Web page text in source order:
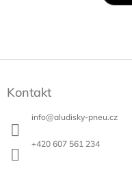
Kontakt
info@aludisky-pneu.cz
+420 607 561 234